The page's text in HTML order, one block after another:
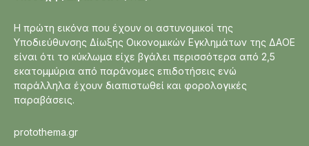
Η πρώτη εικόνα που έχουν οι αστυνομικοί της
Υποδιεύθυνσης Δίωξης Οικονομικών Εγκλημάτων της ΔΑΟΕ
είναι ότι το κύκλωμα είχε βγάλει περισσότερα από 2,5
εκατομμύρια από παράνομες επιδοτήσεις ενώ
παράλληλα έχουν διαπιστωθεί και φορολογικές
παραβάσεις.
protothema.gr